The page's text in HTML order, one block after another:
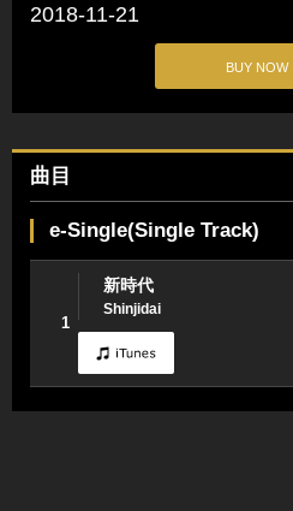
2018-11-21
BUY NOW
曲目
e-Single(Single Track)
1
新時代
Shinjidai